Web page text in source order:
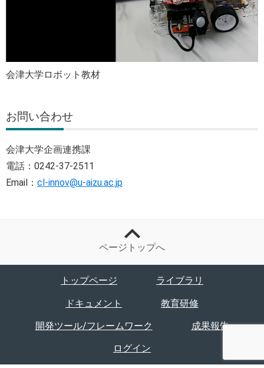
会津大学ロボット教材
お問い合わせ
会津大学企画連携課
電話：0242-37-2511
Email： cl-innov@u-aizu.ac.jp
ページトップへ
トップページ ライブラリ
ドキュメント 教育研修
開発ツール/フレームワーク 成果報告
ログイン